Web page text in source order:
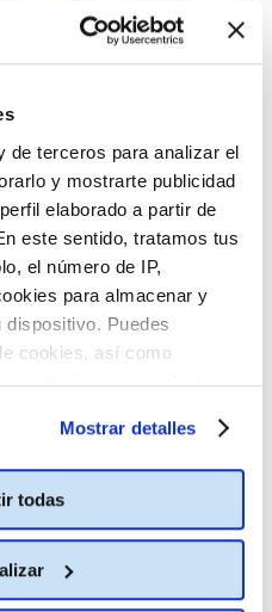
de terceros para analizar el
y mostrarte publicidad
elaborado a partir de
este sentido, tratamos tus
el número de IP,
para almacenar y
Puedes
cookies, así como
en cualquier
Mostrar detalles
todas